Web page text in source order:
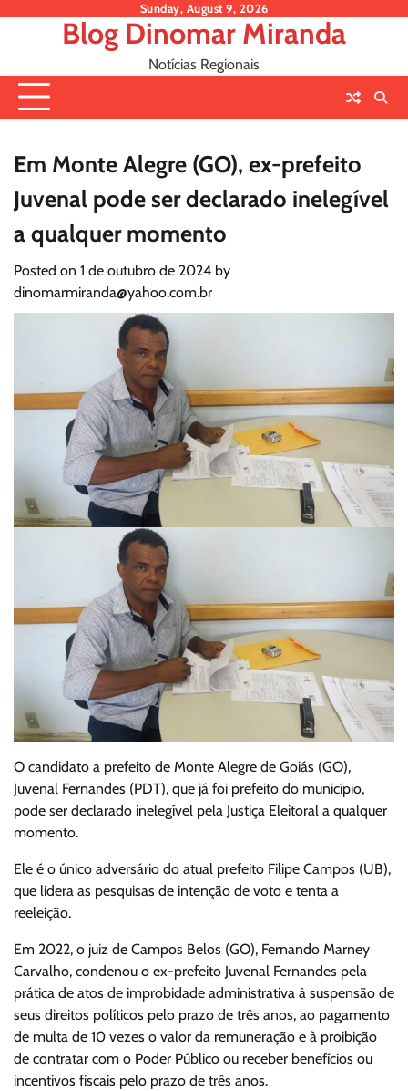
Sunday, August 9, 2026
Blog Dinomar Miranda
Notícias Regionais
Em Monte Alegre (GO), ex-prefeito
Juvenal pode ser declarado inelegível
a qualquer momento
Posted on 1 de outubro de 2024 by
dinomarmiranda@yahoo.com.br
O candidato a prefeito de Monte Alegre de Goiás (GO),
Juvenal Fernandes (PDT), que já foi prefeito do município,
pode ser declarado inelegível pela Justiça Eleitoral a qualquer
momento.
Ele é o único adversário do atual prefeito Filipe Campos (UB),
que lidera as pesquisas de intenção de voto e tenta a
reeleição.
Em 2022, o juiz de Campos Belos (GO), Fernando Marney
Carvalho, condenou o ex-prefeito Juvenal Fernandes pela
prática de atos de improbidade administrativa à suspensão de
seus direitos políticos pelo prazo de três anos, ao pagamento
de multa de 10 vezes o valor da remuneração e à proibição
de contratar com o Poder Público ou receber benefícios ou
incentivos fiscais pelo prazo de três anos.